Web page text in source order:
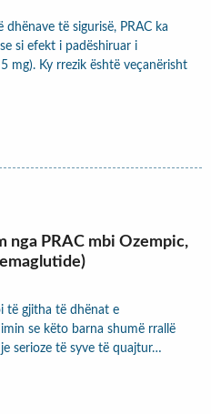
të sigurisë, PRAC ka
si efekt i padëshiruar i
mg). Ky rrezik është veçanërisht
nga PRAC mbi Ozempic,
të gjitha të dhënat e
se këto barna shumë rrallë
serioze të syve të quajtur…